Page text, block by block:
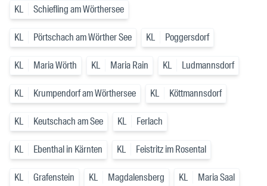
KL Schiefling am Wörthersee
KL Pörtschach am Wörther See KL Poggersdorf
KL Maria Wörth KL Maria Rain KL Ludmannsdorf
KL Krumpendorf am Wörthersee KL Köttmannsdorf
KL Keutschach am See KL Ferlach
KL Ebenthal in Kärnten KL Feistritz im Rosental
KL Grafenstein KL Magdalensberg KL Maria Saal